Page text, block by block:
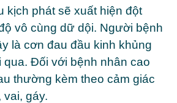
kịch phát sẽ xuất hiện đột
vô cùng dữ dội. Người bệnh
là cơn đau đầu kinh khủng
qua. Đối với bệnh nhân cao
thường kèm theo cảm giác
gáy.